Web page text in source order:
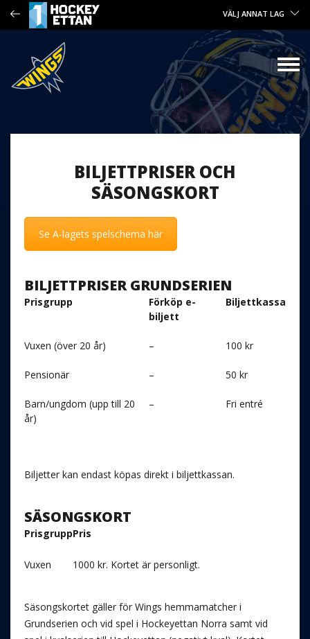
VÄLJ ANNAT LAG
BILJETTPRISER OCH
SÄSONGSKORT
Se A-lagets spelschema här
BILJETTPRISER GRUNDSERIEN
Prisgrupp
Förköp e-
biljett
Biljettkassa
Vuxen (över 20 år) – 100 kr
Pensionär – 50 kr
Barn/ungdom (upp till 20
år)
– Fri entré
Biljetter kan endast köpas direkt i biljettkassan.
SÄSONGSKORT
PrisgruppPris
Vuxen 1000 kr. Kortet är personligt.
Säsongskortet gäller för Wings hemmamatcher i
Grundserien och vid spel i Hockeyettan Norra samt vid